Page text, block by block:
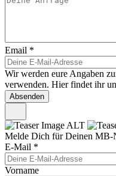
Email *
Wir werden eure Angaben
verwenden. Hier findet ihr
Melde Dich für Deinen MB-
E-Mail *
Vorname